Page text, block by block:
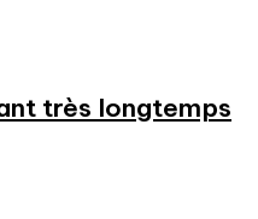
très longtemps